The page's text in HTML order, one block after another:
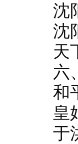
沈
沈
天
六
和
皇
于